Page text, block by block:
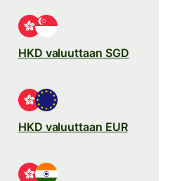
HKD valuuttaan SGD
HKD valuuttaan EUR